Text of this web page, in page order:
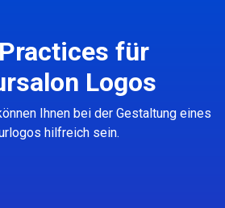
für
Logos
Ihnen bei der Gestaltung eines
hilfreich sein.